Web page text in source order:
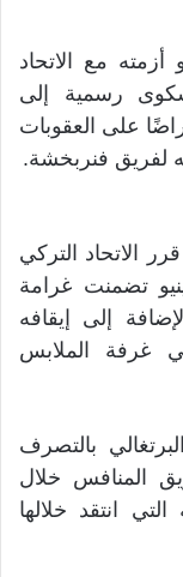
مع الاتحاد
رسمية إلى
على العقوبات
لفريق فنربخشة.
2024، عندما قرر الاتحاد التركي
تضمنت غرامة
بالإضافة إلى إيقافه
غرفة الملابس
بالتصرف
المنافس خلال
انتقد خلالها